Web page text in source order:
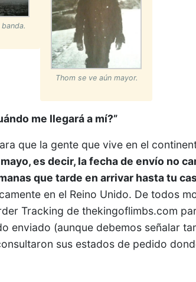
Thom se ve aún mayor.
me llegará a mí?”
que la gente que vive en el
es decir, la fecha de envío no
que tarde en arrivar hasta tu
en el Reino Unido. De todos
Tracking de thekingoflimbs.com
enviado (aunque debemos señalar
sus estados de pedido